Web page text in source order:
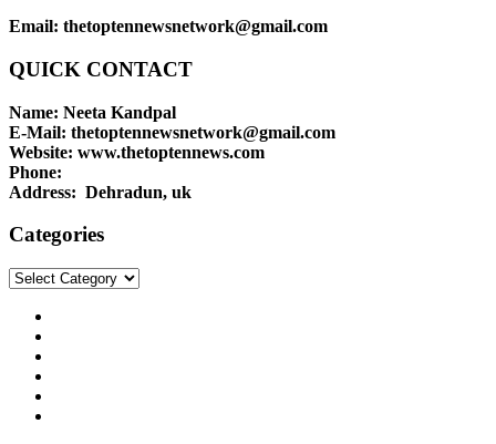
Email: thetoptennewsnetwork@gmail.com
QUICK CONTACT
Name: Neeta Kandpal
E-Mail: thetoptennewsnetwork@gmail.com
Website: www.thetoptennews.com
Phone:
Address: Dehradun, uk
Categories
Categories